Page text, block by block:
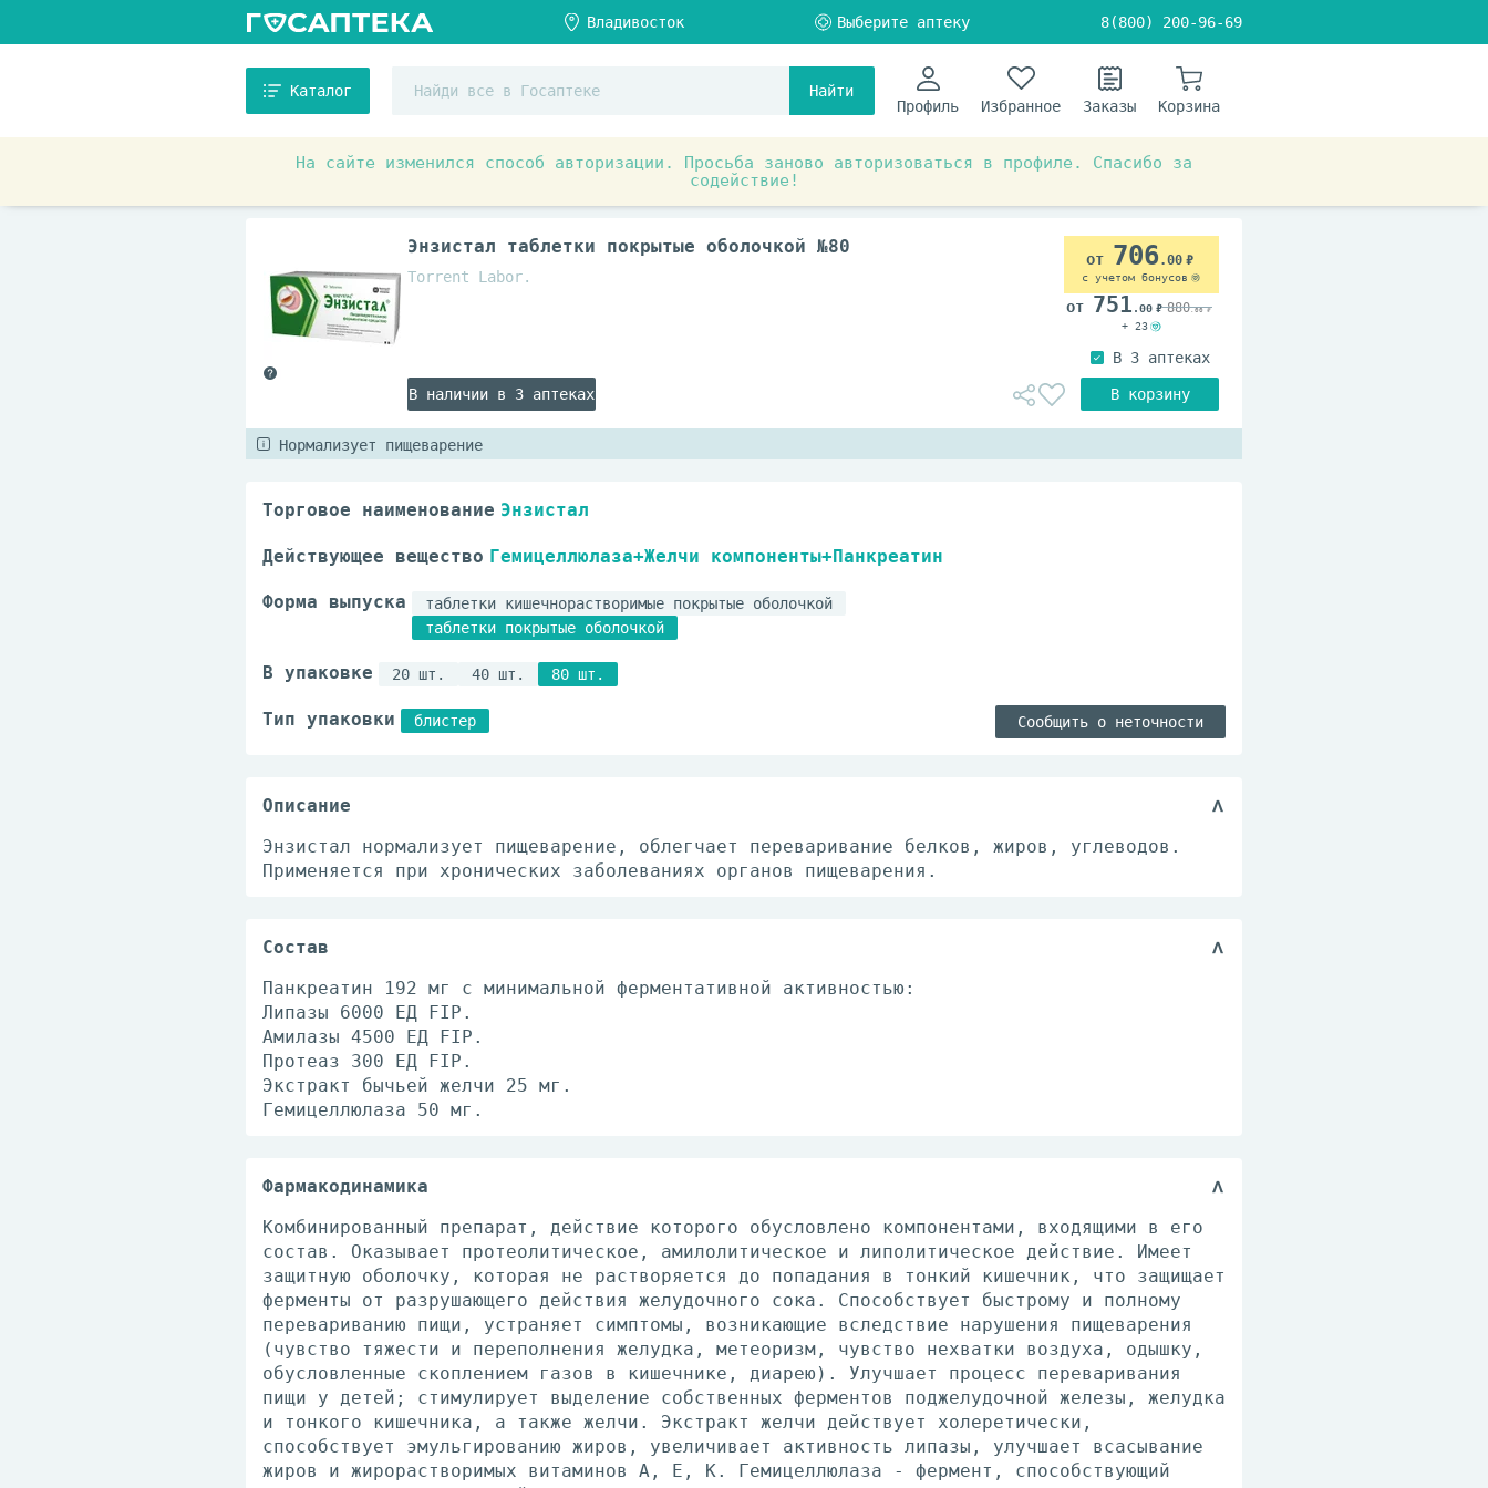
8(800) 200-96-69
Каталог
Найти
Профиль
Избранное Заказы Корзина
На сайте изменился способ авторизации. Просьба заново авторизоваться в профиле. Спасибо за
содействие!
Препараты при заболеваниях органов и систем
Энзистал таблетки покрытые оболочкой №80
Torrent Labor.
В наличии в 3 аптеках
706.00
с учетом бонусов
751 .00 880.00
+ 23
Нормализует пищеварение
Торговое наименование Энзистал
Действующее вещество Гемицеллюлаза+Желчи компоненты+Панкреатин
Форма выпуска
таблетки кишечнорастворимые покрытые оболочкой
таблетки покрытые оболочкой
В упаковке 20 шт. 40 шт. 80 шт.
Тип упаковки блистер Сообщить о неточности
Описание
Энзистал нормализует пищеварение, облегчает переваривание белков, жиров, углеводов.
Применяется при хронических заболеваниях органов пищеварения.
Состав
Панкреатин 192 мг с минимальной ферментативной активностью:
Липазы 6000 ЕД FIP.
Амилазы 4500 ЕД FIP.
Протеаз 300 ЕД FIP.
Экстракт бычьей желчи 25 мг.
Гемицеллюлаза 50 мг.
Фармакодинамика
Комбинированный препарат, действие которого обусловлено компонентами, входящими в его
состав. Оказывает протеолитическое, амилолитическое и липолитическое действие. Имеет
защитную оболочку, которая не растворяется до попадания в тонкий кишечник, что защищает
ферменты от разрушающего действия желудочного сока. Способствует быстрому и полному
перевариванию пищи, устраняет симптомы, возникающие вследствие нарушения пищеварения
(чувство тяжести и переполнения желудка, метеоризм, чувство нехватки воздуха, одышку,
обусловленные скоплением газов в кишечнике, диарею). Улучшает процесс переваривания
пищи у детей; стимулирует выделение собственных ферментов поджелудочной железы, желудка
и тонкого кишечника, а также желчи. Экстракт желчи действует холеретически,
способствует эмульгированию жиров, увеличивает активность липазы, улучшает всасывание
жиров и жирорастворимых витаминов А, Е, К. Гемицеллюлаза - фермент, способствующий